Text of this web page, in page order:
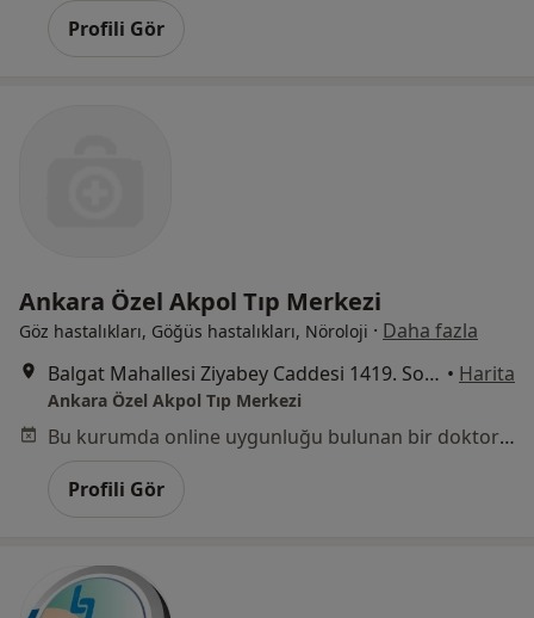
Profili Gör
Ankara Özel Akpol Tıp Merkezi
Göz hastalıkları, Göğüs hastalıkları, Nöroloji · Daha fazla
Balgat Mahallesi Ziyabey Caddesi 1419. Sokak No:15, Çankaya • Harita
Ankara Özel Akpol Tıp Merkezi
Bu kurumda online uygunluğu bulunan bir doktor veya uzman bulunamadı
Profili Gör